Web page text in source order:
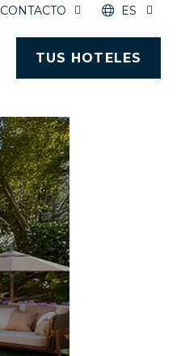
CONTACTO ES
TUS HOTELES